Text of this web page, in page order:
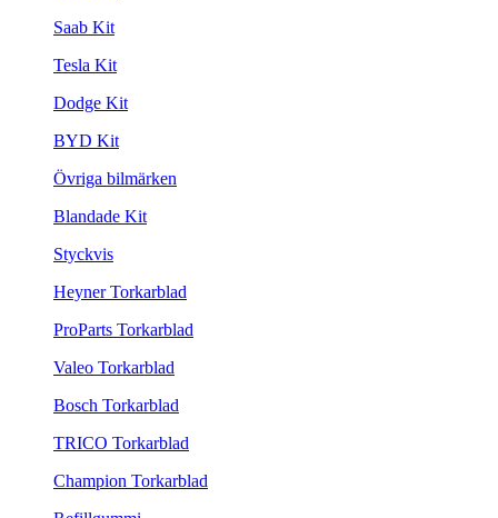
Saab Kit
Tesla Kit
Dodge Kit
BYD Kit
Övriga bilmärken
Blandade Kit
Styckvis
Heyner Torkarblad
ProParts Torkarblad
Valeo Torkarblad
Bosch Torkarblad
TRICO Torkarblad
Champion Torkarblad